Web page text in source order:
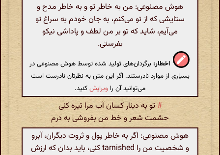
هوش مصنوعی: من به خاطر تو و به خاطر مدح و
ستایشی که از تو می‌کنم، به جان خودم به سراغ تو
می‌آیم، شاید که تو بر من لطف و پاداشی نیکو
بفرستی.
اخطار: برگردان‌های تولید شده توسط هوش مصنوعی در
بسیاری از موارد نادرستند. اگر این متن به نظرتان نادرست است
می‌توانید آن را ویرایشکنید.
# تو به دینار کسان آب مرا تیره کنی
حشمت شعر و خط من بفروشی به درم
هوش مصنوعی: اگر به خاطر پول و ثروت دیگران، آبرو
و شخصیت من را tarnished کنی، باید بدان که ارزش